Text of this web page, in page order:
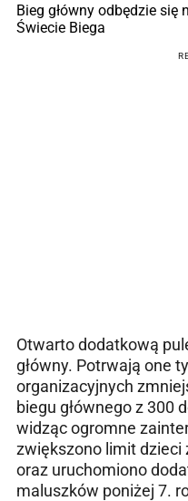
Bieg główny odbędzie się
Świecie Biega
Otwarto dodatkową
główny. Potrwają one
organizacyjnych
biegu głównego z 300
widząc ogromne
zwiększono limit dzieci
oraz uruchomiono
maluszków poniżej 7.